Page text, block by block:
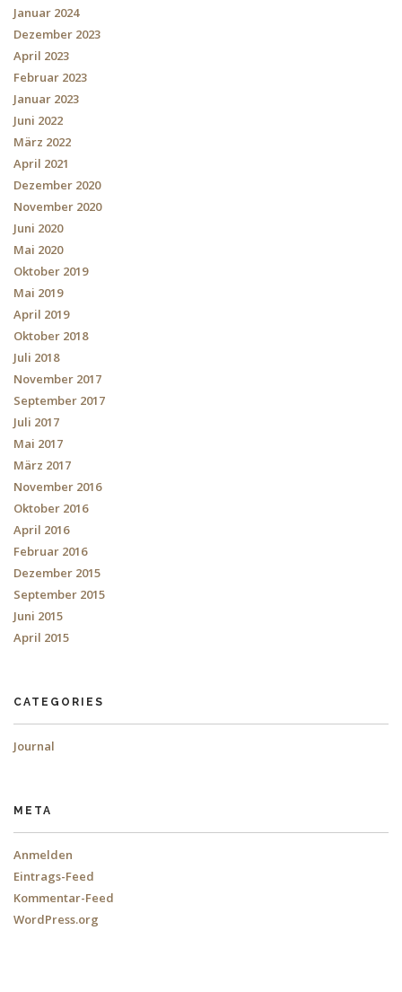
Januar 2024
Dezember 2023
April 2023
Februar 2023
Januar 2023
Juni 2022
März 2022
April 2021
Dezember 2020
November 2020
Juni 2020
Mai 2020
Oktober 2019
Mai 2019
April 2019
Oktober 2018
Juli 2018
November 2017
September 2017
Juli 2017
Mai 2017
März 2017
November 2016
Oktober 2016
April 2016
Februar 2016
Dezember 2015
September 2015
Juni 2015
April 2015
CATEGORIES
Journal
META
Anmelden
Eintrags-Feed
Kommentar-Feed
WordPress.org